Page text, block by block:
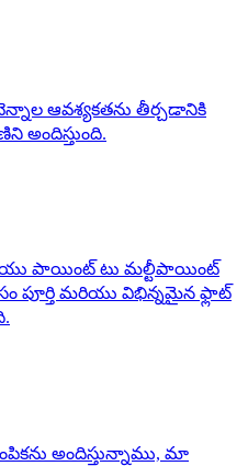
ఆవశ్యకతను తీర్చడానికి
అందిస్తుంది.
పాయింట్ టు మల్టీపాయింట్
పూర్తి మరియు విభిన్నమైన ఫ్లాట్
అందిస్తున్నాము, మా